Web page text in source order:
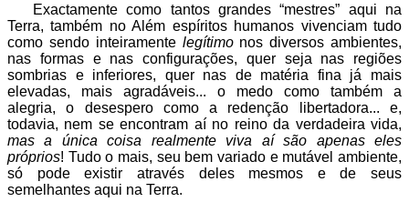
Exactamente como tantos grandes “mestres” aqui na
Terra, também no Além espíritos humanos vivenciam tudo
como sendo inteiramente legítimo nos diversos ambientes,
nas formas e nas configurações, quer seja nas regiões
sombrias e inferiores, quer nas de matéria fina já mais
elevadas, mais agradáveis... o medo como também a
alegria, o desespero como a redenção libertadora... e,
todavia, nem se encontram aí no reino da verdadeira vida,
mas a única coisa realmente viva aí são apenas eles
próprios! Tudo o mais, seu bem variado e mutável ambiente,
só pode existir através deles mesmos e de seus
semelhantes aqui na Terra.